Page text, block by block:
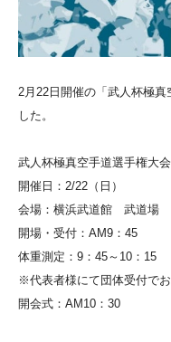
2月22日開催の「武人杯極
した。
武人杯極真空手道選手権大会
開催日：2/22（日）
会場：横浜武道館 武道場
開場・受付：AM9：45
体重測定：9：45～10：15
※代表者様にて団体受付でお
開会式：AM10：30